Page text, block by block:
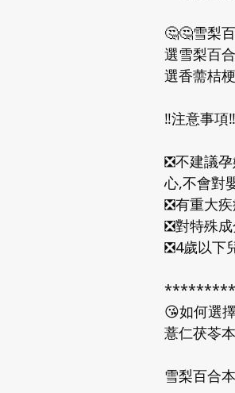
🤔🤔雪梨
選雪梨百
選香薷桔
‼️注意事項‼️
❎不建議
心,不會對
❎有重大
❎對特殊
❎4歲以下
😘如何選
薏仁茯苓
雪梨百合